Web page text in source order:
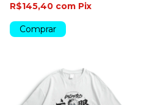
R$145,40 com Pix
Comprar